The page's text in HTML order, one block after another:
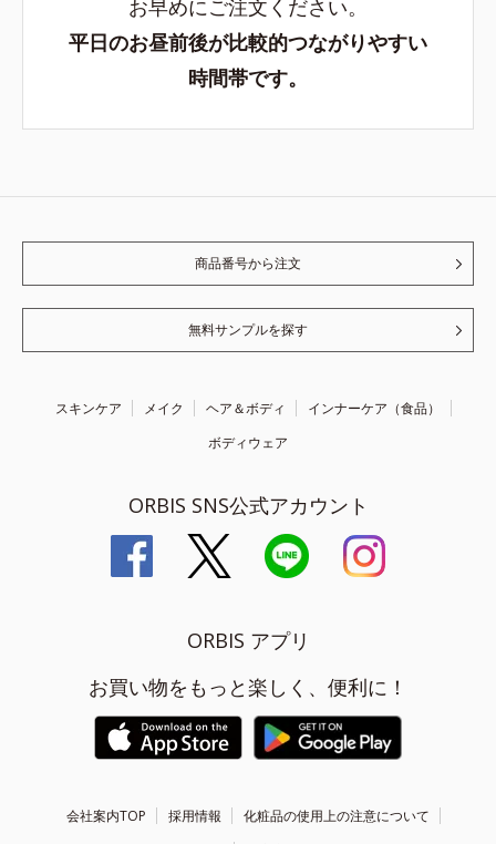
お早めにご注文ください。
平日のお昼前後が比較的つながりやすい
時間帯です。
商品番号から注文
無料サンプルを探す
スキンケア メイク ヘア＆ボディ
インナーケア（食品）
ボディウェア
ORBIS SNS公式アカウント
ORBIS アプリ
お買い物をもっと楽しく、便利に！
会社案内TOP 採用情報
化粧品の使用上の注意について